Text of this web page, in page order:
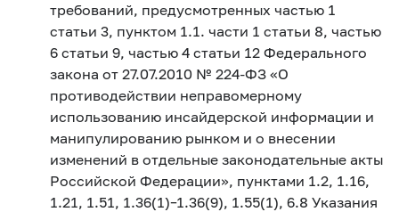
требований, предусмотренных частью 1
статьи 3, пунктом 1.1. части 1 статьи 8, частью
6 статьи 9, частью 4 статьи 12 Федерального
закона от 27.07.2010 № 224-ФЗ «О
противодействии неправомерному
использованию инсайдерской информации и
манипулированию рынком и о внесении
изменений в отдельные законодательные акты
Российской Федерации», пунктами 1.2, 1.16,
1.21, 1.51, 1.36(1)–1.36(9), 1.55(1), 6.8 Указания